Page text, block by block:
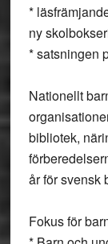
*
ny
* satsningen
Nationellt
bibliotek,
år för svensk
Fokus för